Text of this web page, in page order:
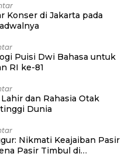
Konser di Jakarta pada
Puisi Dwi Bahasa untuk
RI ke-81
dan Rahasia Otak
Dunia
Nikmati Keajaiban Pasir
Pasir Timbul di